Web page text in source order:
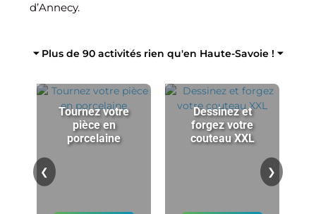
d’Annecy.
⏷ Plus de 90 activités rien qu'en Haute-Savoie ! ⏷
Tournez votre
pièce en
porcelaine
Dessinez et
forgez votre
couteau XXL
❮ ❯